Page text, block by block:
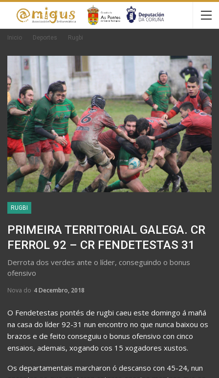
Inicio Deportes Rugbi
RUGBI
PRIMEIRA TERRITORIAL GALEGA. CR
FERROL 92 – CR FENDETESTAS 31
Derrota dos verdes ante o líder, conseguindo o bonus
ofensivo
Nova do 4 Decembro, 2018
O Fendetestas pontés de rugbi caeu este domingo á mañá
na casa do líder 92-31 nun encontro no que nunca baixou os
brazos e de feito conseguiu o bonus ofensivo con cinco
ensaios, ademais, xogando cos 15 xogadores xustos.
Os departamentais marcharon ó descanso con 45-24, nun